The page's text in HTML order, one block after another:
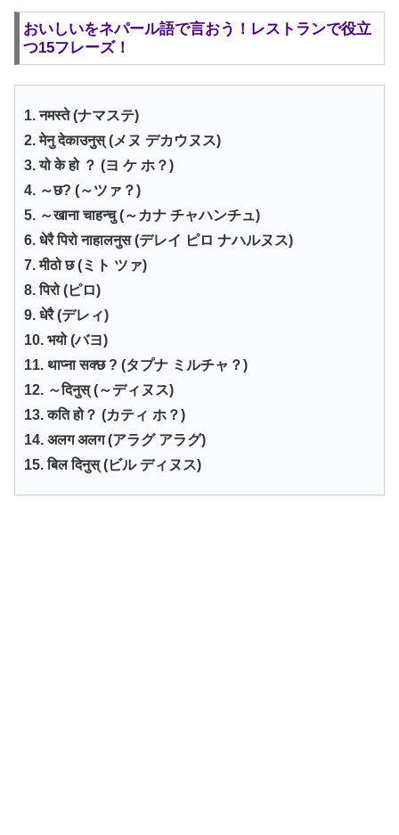
おいしいをネパール語で言おう！レストランで役立
つ15フレーズ！
1. नमस्ते (ナマステ)
2. मेनु देकाउनुस् (メヌ デカウヌス)
3. यो के हो ？ (ヨ ケ ホ？)
4. ～छ? (～ツァ？)
5. ～खाना चाहन्चु (～カナ チャハンチュ)
6. धेरै पिरो नाहालनुस (デレイ ピロ ナハルヌス)
7. मीठो छ (ミト ツァ)
8. पिरो (ピロ)
9. धेरै (デレィ)
10. भयो (バヨ)
11. थाप्ना सक्छ ? (タプナ ミルチャ？)
12. ～दिनुस् (～ディヌス)
13. कति हो？ (カティ ホ？)
14. अलग अलग (アラグ アラグ)
15. बिल दिनुस् (ビル ディヌス)